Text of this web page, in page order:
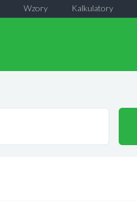
Kalkulatory
Wzory